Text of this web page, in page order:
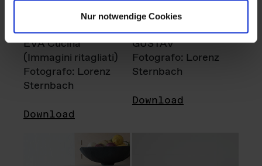
Nur notwendige Cookies
EVA Cucina
(Immagini ritagliati)
Fotografo: Lorenz
Sternbach
Download
GUSTAV
Fotografo: Lorenz
Sternbach
Download